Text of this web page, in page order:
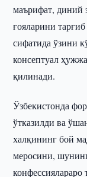
маърифат, диний
ғояларини
сифатида ўзини
консептуал
қилинади.
Ўзбекистонда
ўтказилди ва
халқининг бой
меросини,